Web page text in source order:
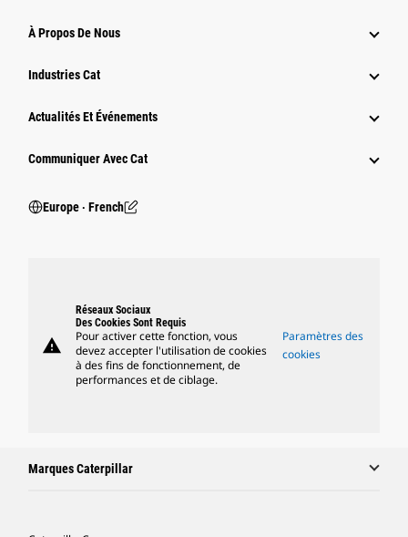
À Propos De Nous
Industries Cat
Actualités Et Événements
Communiquer Avec Cat
Europe ‧ French
warning
Réseaux Sociaux
Des Cookies Sont Requis
Pour activer cette fonction, vous
devez accepter l'utilisation de cookies
à des fins de fonctionnement, de
performances et de ciblage.
Paramètres des
cookies
Marques Caterpillar